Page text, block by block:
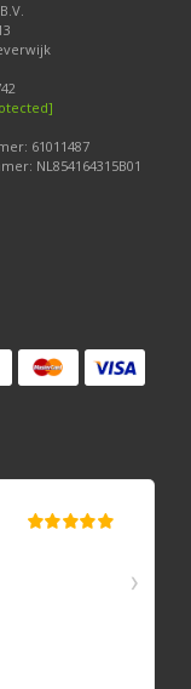
61011487
NL854164315B01